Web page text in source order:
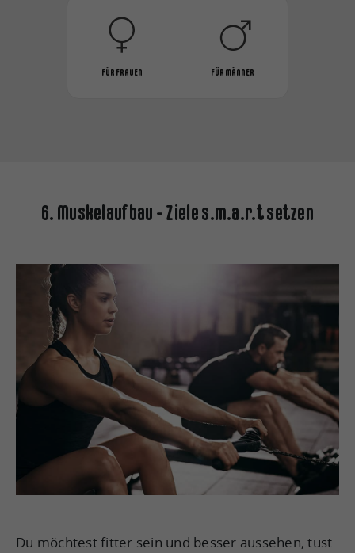
FÜR FRAUEN FÜR MÄNNER
6. Muskelaufbau - Ziele s.m.a.r.t setzen
Du möchtest fitter sein und besser aussehen, tust